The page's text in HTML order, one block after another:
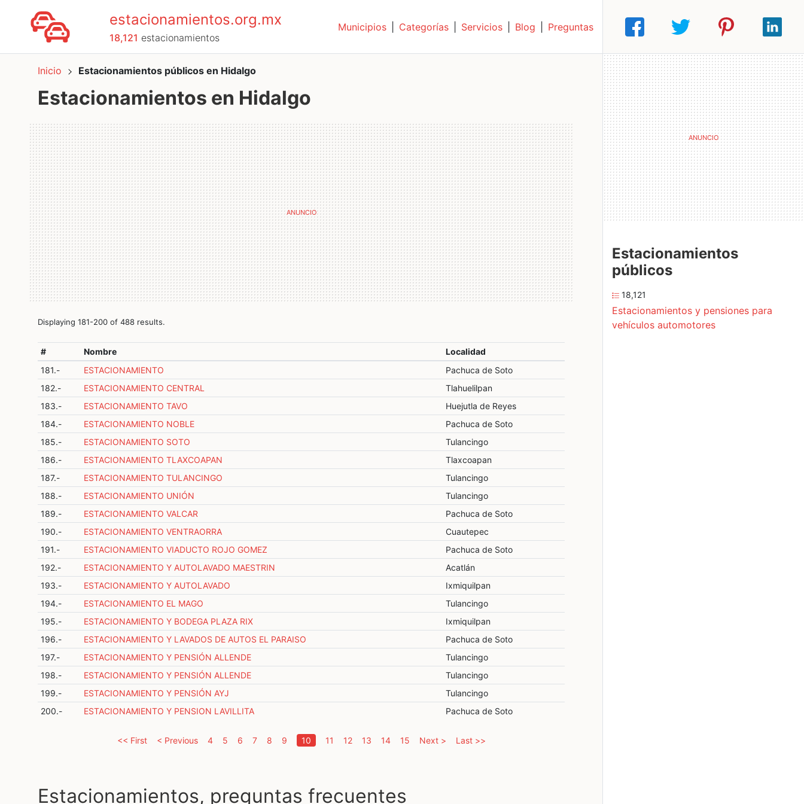
estacionamientos.org.mx
18,121 estacionamientos
Municipios Categorías Servicios Blog Preguntas
Inicio Estacionamientos públicos en Hidalgo
Estacionamientos en Hidalgo
Displaying 181-200 of 488 results.
# Nombre
Localidad
181.-
ESTACIONAMIENTO
Pachuca de Soto
182.-
ESTACIONAMIENTO CENTRAL
Tlahuelilpan
183.-
ESTACIONAMIENTO TAVO
Huejutla de Reyes
184.-
ESTACIONAMIENTO NOBLE
Pachuca de Soto
185.-
ESTACIONAMIENTO SOTO
Tulancingo
186.-
ESTACIONAMIENTO TLAXCOAPAN
Tlaxcoapan
187.-
ESTACIONAMIENTO TULANCINGO
Tulancingo
188.-
ESTACIONAMIENTO UNIÓN
Tulancingo
189.-
ESTACIONAMIENTO VALCAR
Pachuca de Soto
190.-
ESTACIONAMIENTO VENTRAORRA
Cuautepec
191.-
ESTACIONAMIENTO VIADUCTO ROJO GOMEZ
Pachuca de Soto
192.-
ESTACIONAMIENTO Y AUTOLAVADO MAESTRIN
Acatlán
193.-
ESTACIONAMIENTO Y AUTOLAVADO
Ixmiquilpan
194.-
ESTACIONAMIENTO EL MAGO
Tulancingo
195.-
ESTACIONAMIENTO Y BODEGA PLAZA RIX
Ixmiquilpan
196.-
ESTACIONAMIENTO Y LAVADOS DE AUTOS EL PARAISO
Pachuca de Soto
197.-
ESTACIONAMIENTO Y PENSIÓN ALLENDE
Tulancingo
198.-
ESTACIONAMIENTO Y PENSIÓN ALLENDE
Tulancingo
199.-
ESTACIONAMIENTO Y PENSIÓN AYJ
Tulancingo
200.-
ESTACIONAMIENTO Y PENSION LAVILLITA Pachuca de Soto
<< First < Previous 4 5 6 7 8 9 10(current)
11 12 13 14 15 Next > Last >>
Estacionamientos, preguntas frecuentes
Estacionamientos
públicos
18,121
Estacionamientos y pensiones para
vehículos automotores